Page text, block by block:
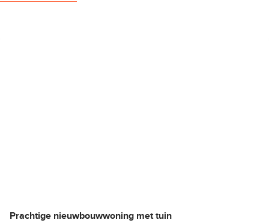
Prachtige nieuwbouwwoning met tuin